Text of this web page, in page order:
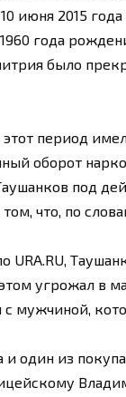
июня 2015
года
было
период
оборот
под
что, по
URA.RU,
угрожал в
с мужчиной,
и один из